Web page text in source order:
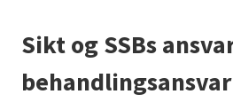
Sikt og SSBs